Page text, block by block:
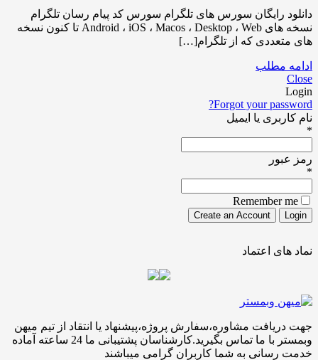
دانلود رایگان سورس های تلگرام سورس کد پیام رسان تلگرام
نسخه های Android ، iOS ، Macos ، Desktop ، Web تا کنون نسخه
های متعددی که از تلگرام[…]
ادامه مطلب
Close
Login
Forgot your password?
نام کاربری یا ایمیل
*
رمز عبور
*
Remember me
نماد های اعتماد
جهت دریافت مشاوره،سفارش پروژه،پیشنهاد یا انتقاد از تیم میهن
وبمستر با ما تماس بگیرید.کارشناسان پشتیبانی ما 24 ساعته آماده
خدمت رسانی به شما کاربران گرامی میباشند